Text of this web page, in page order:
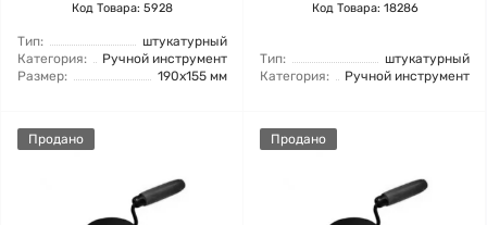
Код Товара: 5928
Тип:
штукатурный
Категория:
Ручной инструмент
Размер:
190x155 мм
Код Товара: 18286
Тип:
штукатурный
Категория:
Ручной инструмент
Продано Продано